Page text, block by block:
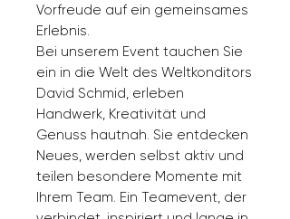
Vorfreude auf ein gemeinsames
Erlebnis.
Bei unserem Event tauchen Sie
ein in die Welt des Weltkonditors
David Schmid, erleben
Handwerk, Kreativität und
Genuss hautnah. Sie entdecken
Neues, werden selbst aktiv und
teilen besondere Momente mit
Ihrem Team. Ein Teamevent, der